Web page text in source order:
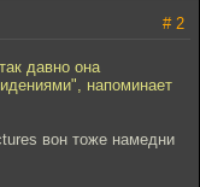
# 2
давно она
напоминает
вон тоже намедни